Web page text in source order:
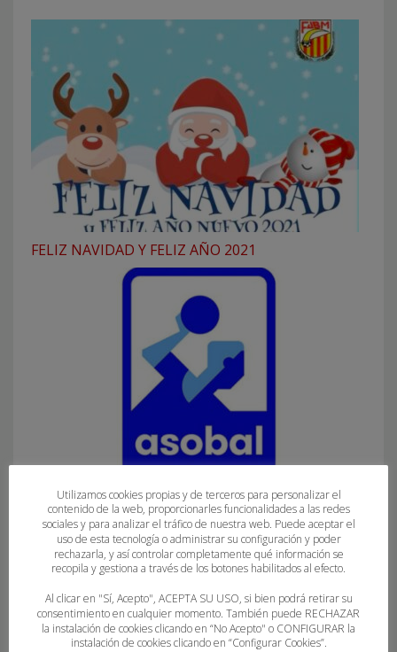
FELIZ NAVIDAD Y FELIZ AÑO 2021
INFORMACIÓN ASOBAL Nº 23 2022-2023
Utilizamos cookies propias y de terceros para personalizar el
contenido de la web, proporcionarles funcionalidades a las redes
sociales y para analizar el tráfico de nuestra web. Puede aceptar el
uso de esta tecnología o administrar su configuración y poder
rechazarla, y así controlar completamente qué información se
recopila y gestiona a través de los botones habilitados al efecto.
Al clicar en "Sí, Acepto", ACEPTA SU USO, si bien podrá retirar su
consentimiento en cualquier momento. También puede RECHAZAR
la instalación de cookies clicando en “No Acepto" o CONFIGURAR la
instalación de cookies clicando en “Configurar Cookies”.